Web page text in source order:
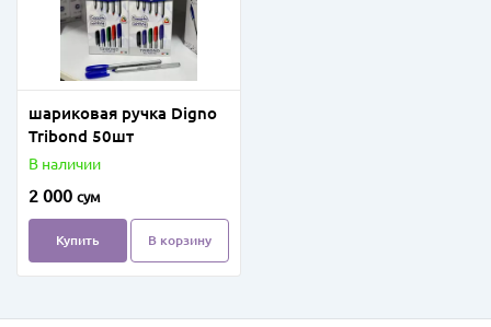
шариковая ручка Digno
Tribond 50шт
В наличии
2 000 сум
Купить В корзину